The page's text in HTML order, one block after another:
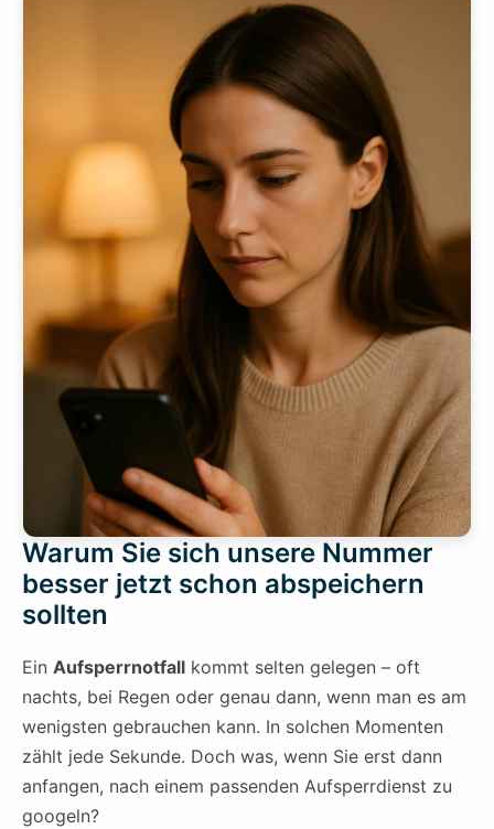
Warum Sie sich unsere Nummer
besser jetzt schon abspeichern
sollten
Ein Aufsperrnotfall kommt selten gelegen – oft
nachts, bei Regen oder genau dann, wenn man es am
wenigsten gebrauchen kann. In solchen Momenten
zählt jede Sekunde. Doch was, wenn Sie erst dann
anfangen, nach einem passenden Aufsperrdienst zu
googeln?